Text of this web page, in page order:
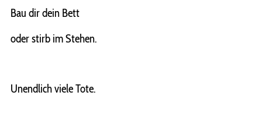
Bau dir dein Bett
oder stirb im Stehen.
Unendlich viele Tote.